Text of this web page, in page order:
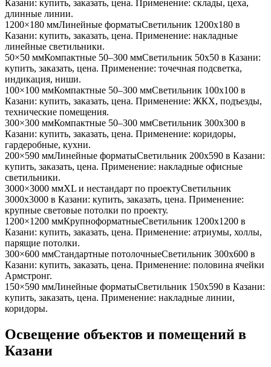
Казани: купить, заказать, цена. Применение: склады, цеха,
длинные линии.
1200×180 ммЛинейные форматыСветильник 1200x180 в
Казани: купить, заказать, цена. Применение: накладные
линейные светильники.
50×50 ммКомпактные 50–300 ммСветильник 50x50 в Казани:
купить, заказать, цена. Применение: точечная подсветка,
индикация, ниши.
100×100 ммКомпактные 50–300 ммСветильник 100x100 в
Казани: купить, заказать, цена. Применение: ЖКХ, подъезды,
технические помещения.
300×300 ммКомпактные 50–300 ммСветильник 300x300 в
Казани: купить, заказать, цена. Применение: коридоры,
гардеробные, кухни.
200×590 ммЛинейные форматыСветильник 200x590 в Казани:
купить, заказать, цена. Применение: накладные офисные
светильники.
3000×3000 ммXL и нестандарт по проектуСветильник
3000x3000 в Казани: купить, заказать, цена. Применение:
крупные световые потолки по проекту.
1200×1200 ммКрупноформатныеСветильник 1200x1200 в
Казани: купить, заказать, цена. Применение: атриумы, холлы,
парящие потолки.
300×600 ммСтандартные потолочныеСветильник 300x600 в
Казани: купить, заказать, цена. Применение: половина ячейки
Армстронг.
150×590 ммЛинейные форматыСветильник 150x590 в Казани:
купить, заказать, цена. Применение: накладные линии,
коридоры.
Освещение объектов и помещений в
Казани